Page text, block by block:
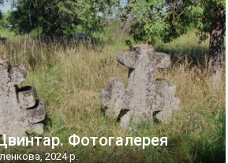
Фотогалерея
2024 р.